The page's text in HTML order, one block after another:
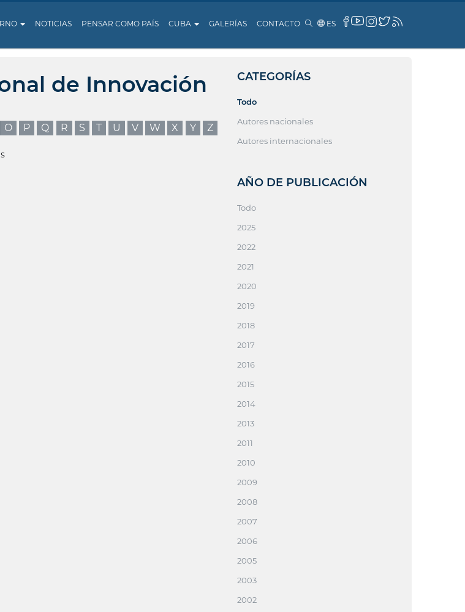
NOTICIAS PENSAR COMO PAÍS CUBA GALERÍAS CONTACTO ES
de Innovación
O P Q R S T U V W X Y Z
CATEGORÍAS
Todo
Autores nacionales
Autores internacionales
AÑO DE PUBLICACIÓN
Todo
2025
2022
2021
2020
2019
2018
2017
2016
2015
2014
2013
2011
2010
2009
2008
2007
2006
2005
2003
2002